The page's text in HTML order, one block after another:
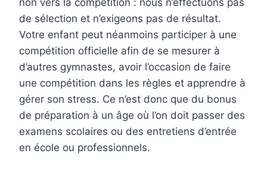
non vers la compétition : nous n’effectuons pas
de sélection et n’exigeons pas de résultat.
Votre enfant peut néanmoins participer à une
compétition officielle afin de se mesurer à
d’autres gymnastes, avoir l’occasion de faire
une compétition dans les règles et apprendre à
gérer son stress. Ce n’est donc que du bonus
de préparation à un âge où l’on doit passer des
examens scolaires ou des entretiens d’entrée
en école ou professionnels.